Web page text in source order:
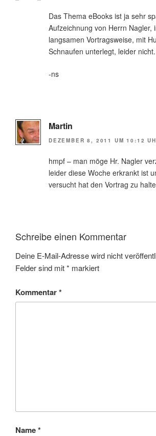
Das Thema eBooks ist ja sehr
Aufzeichnung von Herrn Nagler,
langsamen Vortragsweise, mit
Schnaufen unterlegt, leider nicht.
-ns
Martin
DEZEMBER 8, 2011 UM 10:12
hmpf – man möge Hr. Nagler
leider diese Woche erkrankt ist
versucht hat den Vortrag zu
Schreibe einen Kommentar
Deine E-Mail-Adresse wird nicht
Felder sind mit* markiert
Kommentar*
Name*